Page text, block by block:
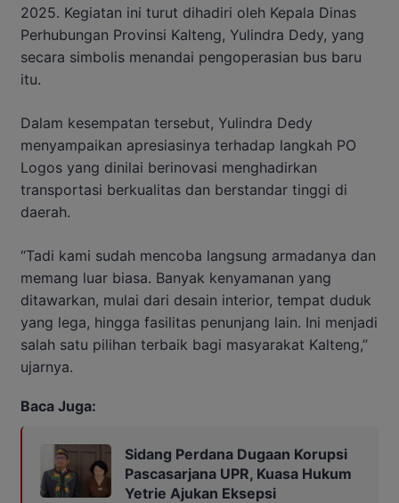
2025. Kegiatan ini turut dihadiri oleh Kepala Dinas
Perhubungan Provinsi Kalteng, Yulindra Dedy, yang
secara simbolis menandai pengoperasian bus baru
itu.
Dalam kesempatan tersebut, Yulindra Dedy
menyampaikan apresiasinya terhadap langkah PO
Logos yang dinilai berinovasi menghadirkan
transportasi berkualitas dan berstandar tinggi di
daerah.
“Tadi kami sudah mencoba langsung armadanya dan
memang luar biasa. Banyak kenyamanan yang
ditawarkan, mulai dari desain interior, tempat duduk
yang lega, hingga fasilitas penunjang lain. Ini menjadi
salah satu pilihan terbaik bagi masyarakat Kalteng,”
ujarnya.
Baca Juga:
Sidang Perdana Dugaan Korupsi
Pascasarjana UPR, Kuasa Hukum
Yetrie Ajukan Eksepsi